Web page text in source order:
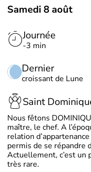
Samedi 8 août
Journée
-3 min
Dernier
croissant de Lune
Saint
Nous fêtons
maître, le chef. A
relation
permis de se répandre
Actuellement, c’est un
très rare.